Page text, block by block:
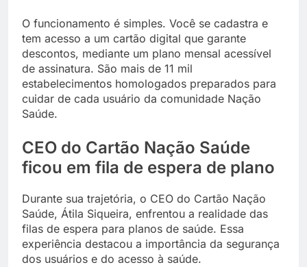
O funcionamento é simples. Você se cadastra e
tem acesso a um cartão digital que garante
descontos, mediante um plano mensal acessível
de assinatura. São mais de 11 mil
estabelecimentos homologados preparados para
cuidar de cada usuário da comunidade Nação
Saúde.
CEO do Cartão Nação Saúde
ficou em fila de espera de plano
Durante sua trajetória, o CEO do Cartão Nação
Saúde, Átila Siqueira, enfrentou a realidade das
filas de espera para planos de saúde. Essa
experiência destacou a importância da segurança
dos usuários e do acesso à saúde.